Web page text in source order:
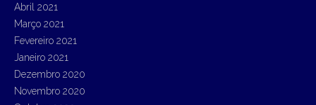
Abril 2021
Março 2021
Fevereiro 2021
Janeiro 2021
Dezembro 2020
Novembro 2020